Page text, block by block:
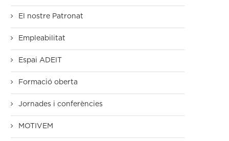
El nostre Patronat
Empleabilitat
Espai ADEIT
Formació oberta
Jornades i conferències
MOTIVEM